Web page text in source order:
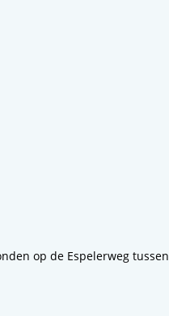
op de Espelerweg tussen